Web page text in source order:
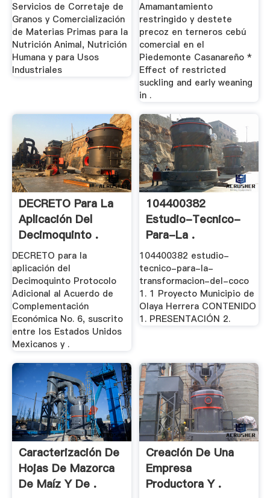
Servicios de Corretaje de
Granos y Comercialización
de Materias Primas para la
Nutrición Animal, Nutrición
Humana y para Usos
Industriales
Amamantamiento
restringido y destete
precoz en terneros cebú
comercial en el
Piedemonte Casanareño *
Effect of restricted
suckling and early weaning
in .
DECRETO Para La
Aplicación Del
Decimoquinto .
DECRETO para la
aplicación del
Decimoquinto Protocolo
Adicional al Acuerdo de
Complementación
Económica No. 6, suscrito
entre los Estados Unidos
Mexicanos y .
104400382
Estudio-Tecnico-
Para-La .
104400382 estudio-
tecnico-para-la-
transformacion-del-coco
1. 1 Proyecto Municipio de
Olaya Herrera CONTENIDO
1. PRESENTACIÓN 2.
Caracterización De
Hojas De Mazorca
De Maíz Y De .
Creación De Una
Empresa
Productora Y .